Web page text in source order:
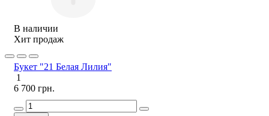
В наличии
Хит продаж
Букет "21 Белая Лилия"
1
6 700 грн.